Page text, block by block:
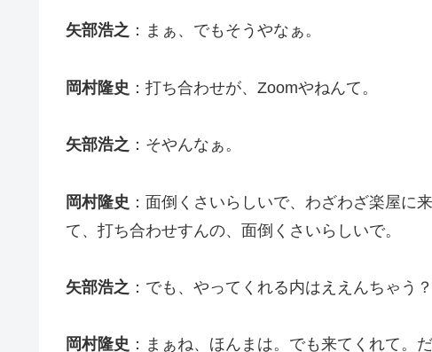
矢部浩之 ：まぁ、でもそうやなぁ。
岡村隆史 ：打ち合わせが、Zoomやねんて。
矢部浩之 ：そやんなぁ。
岡村隆史 ：面倒くさいらしいで、わざわざ楽屋に
て、打ち合わせすんの、面倒くさいらしいで。
矢部浩之 ：でも、やってくれる内はええんちゃう？
岡村隆史 ：まぁね、ほんまは。でも来てくれて。